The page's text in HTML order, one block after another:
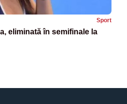
Sport
eliminată în semifinale la